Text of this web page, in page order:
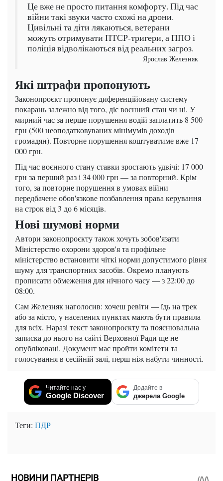
Це вже не просто питання комфорту. Під час
війни такі звуки часто схожі на дрони.
Цивільні та діти лякаються, ветерани
можуть отримувати ПТСР-тригери, а ППО і
поліція відволікаються від реальних загроз.
Ярослав Железняк
Які штрафи пропонують
Законопроєкт пропонує диференційовану систему
покарань залежно від того, діє воєнний стан чи ні. У
мирний час за перше порушення водій заплатить 8 500
грн (500 неоподатковуваних мінімумів доходів
громадян). Повторне порушення коштуватиме вже 17
000 грн.
Під час воєнного стану ставки зростають удвічі: 17 000
грн за перший раз і 34 000 грн — за повторний. Крім
того, за повторне порушення в умовах війни
передбачене обов'язкове позбавлення права керування
на строк від 3 до 6 місяців.
Нові шумові норми
Автори законопроєкту також хочуть зобов'язати
Міністерство охорони здоров'я та профільне
міністерство встановити чіткі норми допустимого рівня
шуму для транспортних засобів. Окремо планують
прописати обмеження для нічного часу — з 22:00 до
08:00.
Сам Железняк наголосив: хочеш ревіти — їдь на трек
або за місто, у населених пунктах мають бути правила
для всіх. Наразі текст законопроєкту та пояснювальна
записка до нього на сайті Верховної Ради ще не
опубліковані. Документ має пройти комітети та
голосування в сесійній залі, перш ніж набути чинності.
Читайте нас у
Google Discover
Додайте в
джерела Google
Теги: ПДР
НОВИНИ ПАРТНЕРІВ